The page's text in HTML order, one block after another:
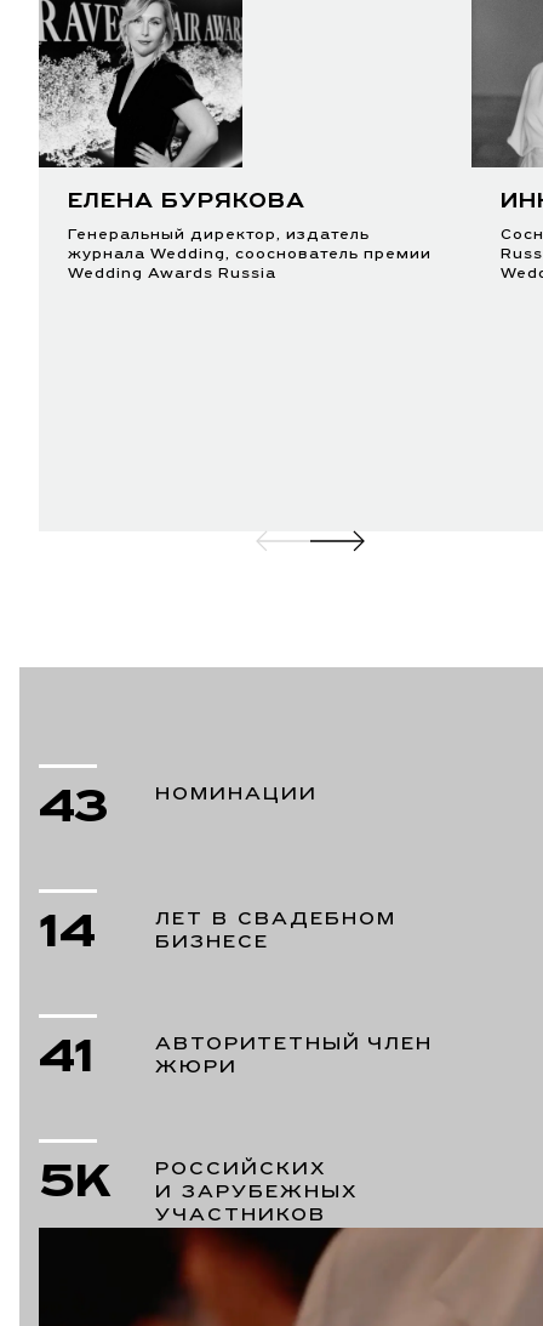
ЕЛЕНА БУРЯКОВА
Генеральный директор, издатель
журнала Wedding, сооснователь премии
Wedding Awards Russia
43 НОМИНАЦИИ
14
ЛЕТ В СВАДЕБНОМ
БИЗНЕСЕ
41
АВТОРИТЕТНЫЙ ЧЛЕН
ЖЮРИ
5K
РОССИЙСКИХ
И ЗАРУБЕЖНЫХ
УЧАСТНИКОВ